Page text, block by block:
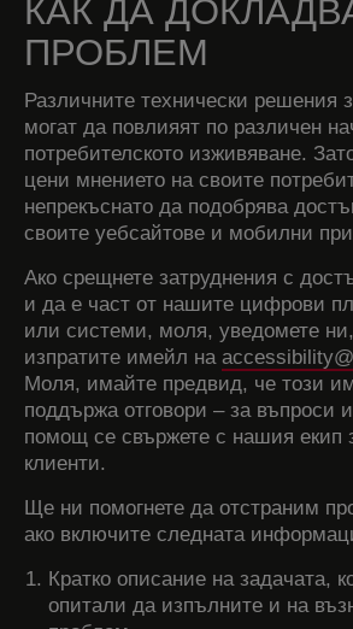
КАК ДА
ПРОБЛЕМ
Различните технически решения
могат да повлияят по различен
потребителското изживяване.
цени мнението на своите
непрекъснато да подобрява
своите уебсайтове и мобилни
Ако срещнете затруднения с
и да е част от нашите цифрови
или системи, моля, уведомете
изпратите имейл на
Моля, имайте предвид, че този
поддържа отговори – за въпроси
помощ се свържете с нашия екип
клиенти.
Ще ни помогнете да отстраним
ако включите следната
Кратко описание на задачата,
опитали да изпълните и на